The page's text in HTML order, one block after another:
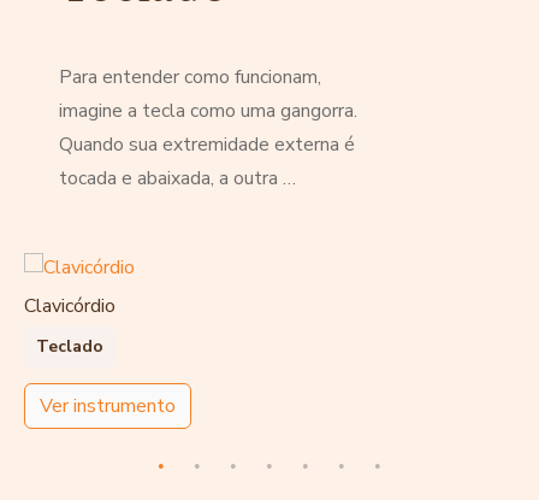
Para entender como funcionam,
imagine a tecla como uma gangorra.
Quando sua extremidade externa é
tocada e abaixada, a outra …
Clavicórdio
Teclado
Ver instrumento